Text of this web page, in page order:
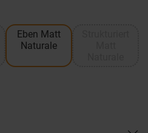
Eben Matt
Naturale